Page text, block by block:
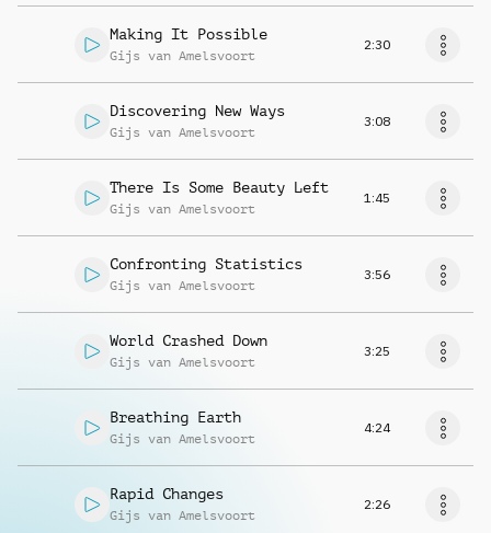
Making It Possible
Gijs van Amelsvoort
2:30
Discovering New Ways
Gijs van Amelsvoort
3:08
There Is Some Beauty Left
Gijs van Amelsvoort
1:45
Confronting Statistics
Gijs van Amelsvoort
3:56
World Crashed Down
Gijs van Amelsvoort
3:25
Breathing Earth
Gijs van Amelsvoort
4:24
Rapid Changes
Gijs van Amelsvoort
2:26